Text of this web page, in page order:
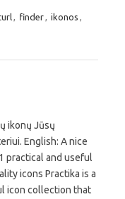
finder ikonos
ikonų Jūsų
English: A nice
practical and useful
icons Practika is a
icon collection that